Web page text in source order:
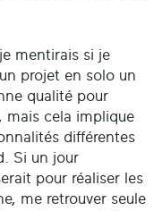
mentirais si je
projet en solo un
qualité pour
mais cela implique
différentes
Si un jour
pour réaliser les
me retrouver seule